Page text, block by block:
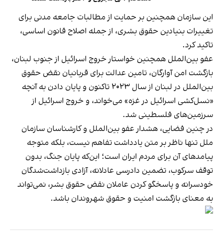
این سازمان همچنین بر حمایت از مطالبات جامعه مدنی برای
تغییرات بنیادین حقوق بشری، از جمله اصلاح قانون اساسی،
تاکید کرد.
عفو بین‌الملل همچنین خواستار خروج اسرائیل از جنوب لبنان،
بازگشت امن آوارگان، تامین عدالت برای قربانیان نقض حقوق
بین‌الملل در لبنان از سال ۲۰۲۳ تاکنون و پایان دادن به آنچه
«نسل‌کشی اسرائیل در غزه» می‌خواند، و خروج اسرائیل از
سرزمین‌های فلسطینی شد.
در چنین فضایی، هشدار عفو بین‌الملل و کارشناسان سازمان
ملل تنها ناظر بر متن یادداشت تفاهم نیست، بلکه متوجه
پیامدهای آن برای مردم ایران است؛ این‌که پایان جنگ، بدون
توقف سرکوب، تضمین دادرسی عادلانه، آزادی بازداشت‌شدگان
خودسرانه و پاسخگو کردن عاملان نقض حقوق بشر، نمی‌تواند
به معنای بازگشت امنیت و حقوق شهروندان باشد.